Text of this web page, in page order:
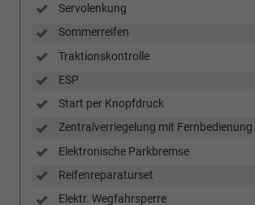
Servolenkung
Sommerreifen
Traktionskontrolle
ESP
Start per Knopfdruck
Zentralverriegelung mit Fernbedienung
Elektronische Parkbremse
Reifenreparaturset
Elektr. Wegfahrsperre